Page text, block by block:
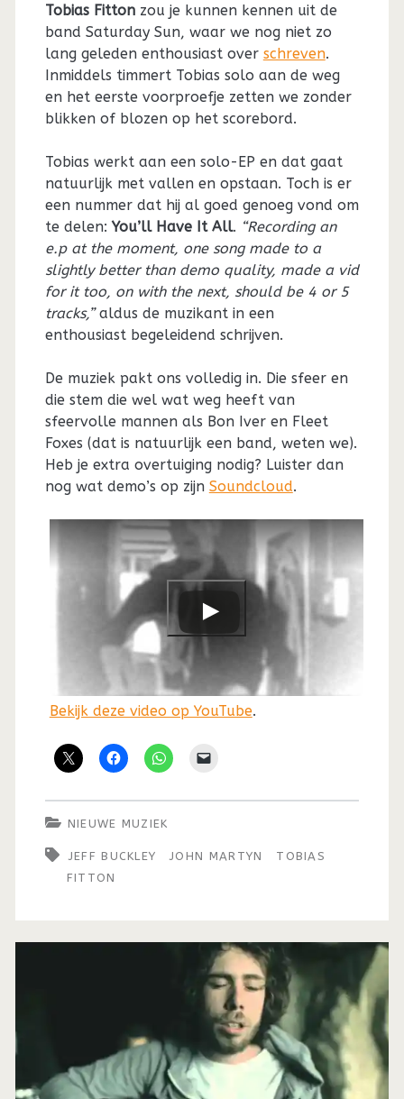
Tobias Fittonzou je kunnen kennen uit de
band Saturday Sun, waar we nog niet zo
lang geleden enthousiast over schreven.
Inmiddels timmert Tobias solo aan de weg
en het eerste voorproefje zetten we zonder
blikken of blozen op het scorebord.
Tobias werkt aan een solo-EP en dat gaat
natuurlijk met vallen en opstaan. Toch is er
een nummer dat hij al goed genoeg vond om
te delen:You’ll Have It All. “Recording an
e.p at the moment, one song made to a
slightly better than demo quality, made a vid
for it too, on with the next, should be 4 or 5
tracks,”aldus de muzikant in een
enthousiast begeleidend schrijven.
De muziek pakt ons volledig in. Die sfeer en
die stem die wel wat weg heeft van
sfeervolle mannen als Bon Iver en Fleet
Foxes (dat is natuurlijk een band, weten we).
Heb je extra overtuiging nodig? Luister dan
nog wat demo’s op zijn Soundcloud.
Bekijk deze video op YouTube.
NIEUWE MUZIEK
JEFF BUCKLEY JOHN MARTYN
TOBIAS
FITTON